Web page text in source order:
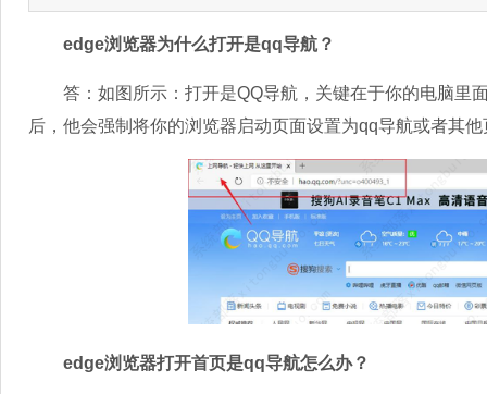
edge浏览器为什么打开是qq导航？
答：如图所示：打开是QQ导航，关键在于你的电脑里
后，他会强制将你的浏览器启动页面设置为qq导航或者其他
edge浏览器打开首页是qq导航怎么办？